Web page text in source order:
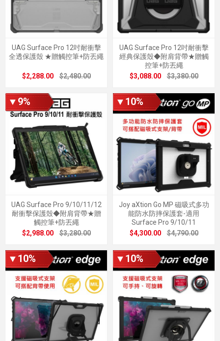
UAG Surface Pro 12吋耐衝擊
全透保護殼 ★贈觸控筆+防丟繩
$2,288.00 $2,480.00
UAG Surface Pro 12吋耐衝擊
經典保護殼◆附肩背帶★贈觸
控筆+防丟繩
$3,088.00
$3,380.00
▼9%
UAG Surface Pro 9/10/11/12
耐衝擊保護殼◆附肩背帶★贈
觸控筆+防丟繩
$2,988.00
$3,280.00
▼10%
Joy aXtion Go MP 磁吸式多功
能防水防摔保護套-適用
Surface Pro 9/10/11
$4,300.00
$4,790.00
▼10% ▼10%